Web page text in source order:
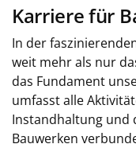
Karriere für
In der
weit mehr als nur
das Fundament
umfasst alle
Instandhaltung und
Bauwerken